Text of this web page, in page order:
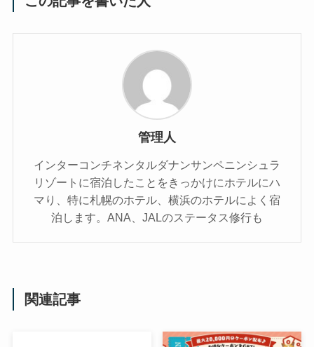
管理人
インターコンチネンタルダナンサンペニンシュラ
リゾートに宿泊したことをきっかけにホテルにハ
マり、特に札幌のホテル、横浜のホテルによく宿
泊します。ANA、JALのステータス修行も
関連記事